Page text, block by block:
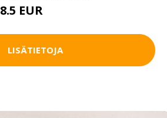
8.5 EUR
LISÄTIETOJA